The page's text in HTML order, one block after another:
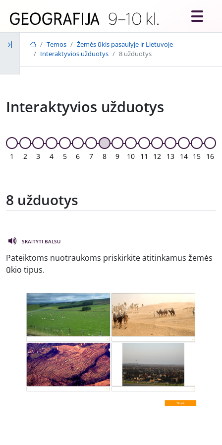
Temos
Žemės ūkis pasaulyje ir Lietuvoje
Interaktyvios užduotys
8 užduotys
Interaktyvios užduotys
1 2 3 4 5 6 7 8 9 10 11 12 13 14 15 16
8 užduotys
SKAITYTI BALSU
Pateiktoms nuotraukoms priskirkite atitinkamus žemės
ūkio tipus.